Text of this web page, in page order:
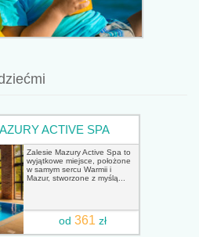
ACTIVE SPA
Zalesie Mazury Active Spa to
wyjątkowe miejsce, położone
w samym sercu Warmii i
Mazur, stworzone z myślą...
od361 zł